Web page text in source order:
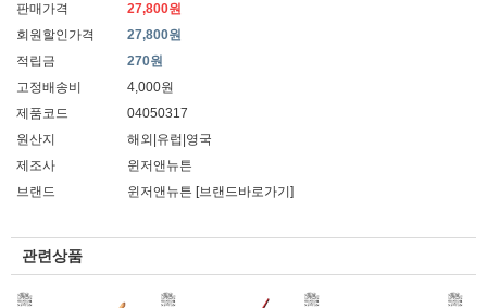
판매가격
27,800원
회원할인가격
27,800원
적립금
270원
고정배송비
4,000원
제품코드
04050317
원산지
해외|유럽|영국
제조사
윈저앤뉴튼
브랜드
윈저앤뉴튼 [브랜드바로가기]
관련상품